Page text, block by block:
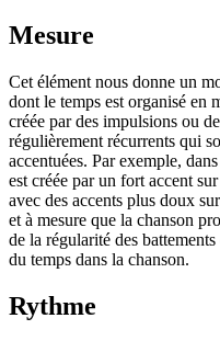
Mesure
Cet élément nous donne un
dont le temps est organisé en
créée par des impulsions ou
régulièrement récurrents qui
accentuées. Par exemple,
est créée par un fort accent
avec des accents plus doux
et à mesure que la chanson
de la régularité des
du temps dans la chanson.
Rythme